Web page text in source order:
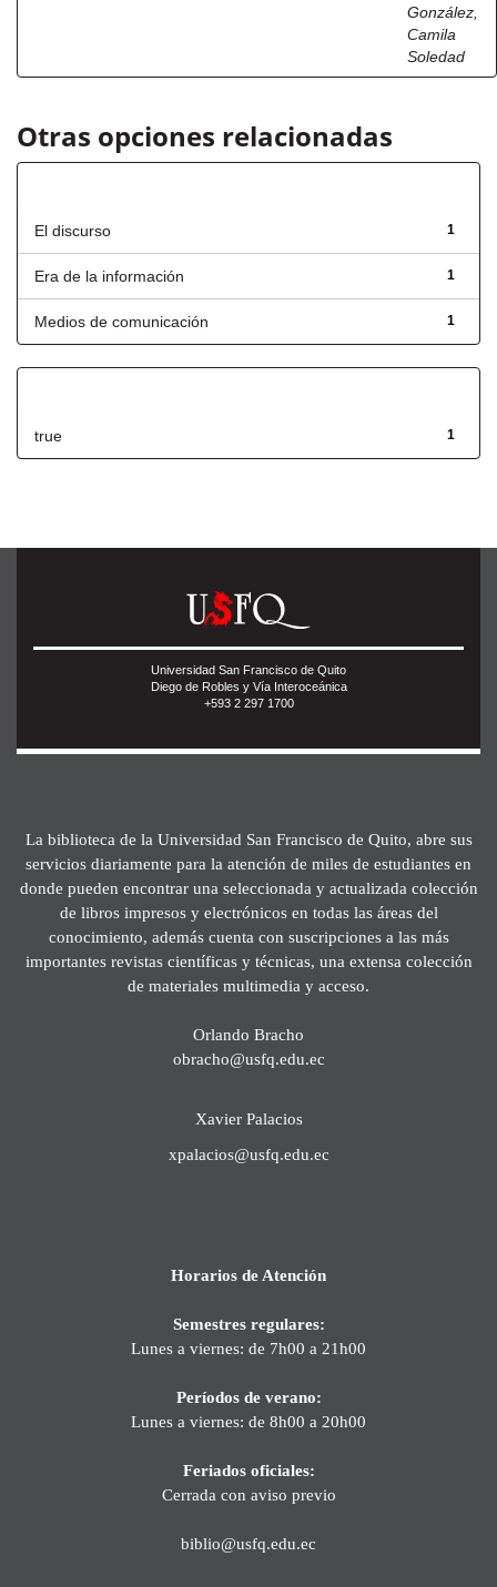
González,
Camila
Soledad
Otras opciones relacionadas
1
El discurso
1
Era de la información
1
Medios de comunicación
1
true
Universidad San Francisco de Quito
Diego de Robles y Vía Interoceánica
+593 2 297 1700
La biblioteca de la Universidad San Francisco de Quito, abre sus
servicios diariamente para la atención de miles de estudiantes en
donde pueden encontrar una seleccionada y actualizada colección
de libros impresos y electrónicos en todas las áreas del
conocimiento, además cuenta con suscripciones a las más
importantes revistas científicas y técnicas, una extensa colección
de materiales multimedia y acceso.
Orlando Bracho
obracho@usfq.edu.ec
Xavier Palacios
xpalacios@usfq.edu.ec
Horarios de Atención
Semestres regulares:
Lunes a viernes: de 7h00 a 21h00
Períodos de verano:
Lunes a viernes: de 8h00 a 20h00
Feriados oficiales:
Cerrada con aviso previo
biblio@usfq.edu.ec